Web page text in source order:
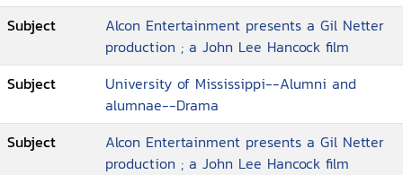
Subject
Alcon Entertainment presents a Gil Netter
production ; a John Lee Hancock film
Subject
University of Mississippi--Alumni and
alumnae--Drama
Subject
Alcon Entertainment presents a Gil Netter
production ; a John Lee Hancock film